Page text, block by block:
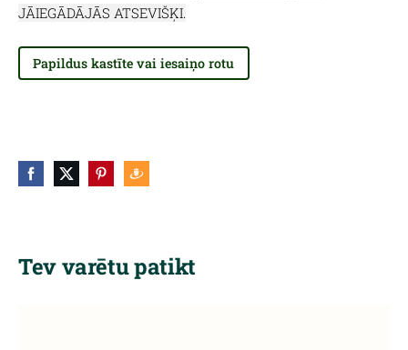
JĀIEGĀDĀJĀS ATSEVIŠĶI.
Papildus kastīte vai iesaiņo rotu
Tev varētu patikt